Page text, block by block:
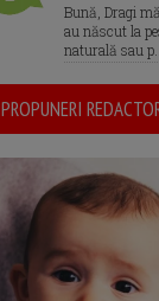
Bună, Dragi
au născut la
naturală sau
PROPUNERI